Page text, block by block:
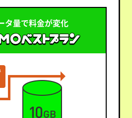
タ量で料金が変化